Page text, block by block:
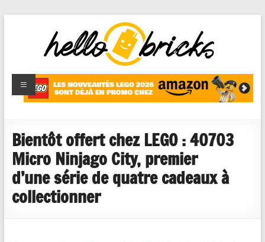
HelloBricks
Blog LEGO,
nouveaut�s
reviews
Bientôt offert chez LEGO : 40703
Micro Ninjago City, premier
d’une série de quatre cadeaux à
collectionner